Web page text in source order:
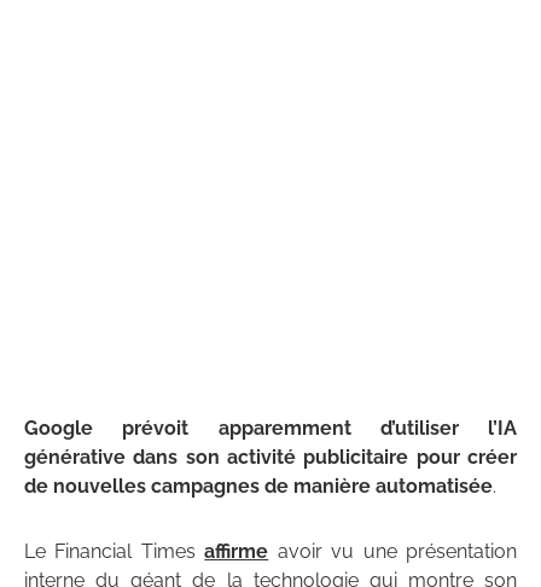
Google prévoit apparemment d’utiliser l’IA
générative dans son activité publicitaire pour créer
de nouvelles campagnes de manière automatisée.
Le Financial Timesaffirme avoir vu une présentation
interne du géant de la technologie qui montre son